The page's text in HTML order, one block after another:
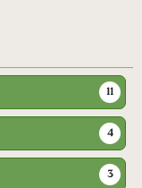
11
4
3